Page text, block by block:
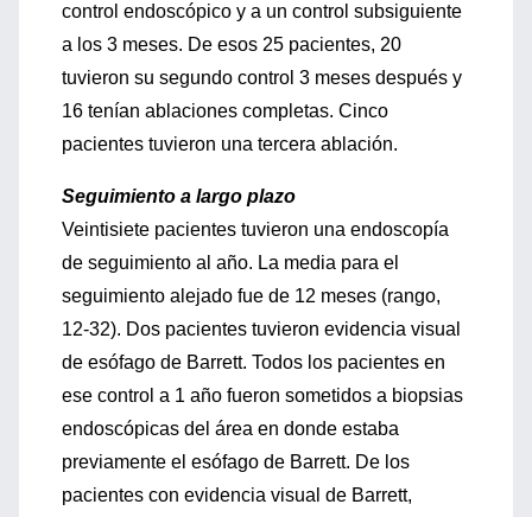
control endoscópico y a un control subsiguiente
a los 3 meses. De esos 25 pacientes, 20
tuvieron su segundo control 3 meses después y
16 tenían ablaciones completas. Cinco
pacientes tuvieron una tercera ablación.
Seguimiento a largo plazo
Veintisiete pacientes tuvieron una endoscopía
de seguimiento al año. La media para el
seguimiento alejado fue de 12 meses (rango,
12-32). Dos pacientes tuvieron evidencia visual
de esófago de Barrett. Todos los pacientes en
ese control a 1 año fueron sometidos a biopsias
endoscópicas del área en donde estaba
previamente el esófago de Barrett. De los
pacientes con evidencia visual de Barrett,